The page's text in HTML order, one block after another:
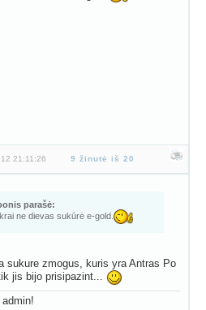
21:11:26 9 žinutė iš 20
parašė:
ne dievas sukūrė e-gold.
sukure zmogus, kuris yra Antras Po
jis bijo prisipazint...